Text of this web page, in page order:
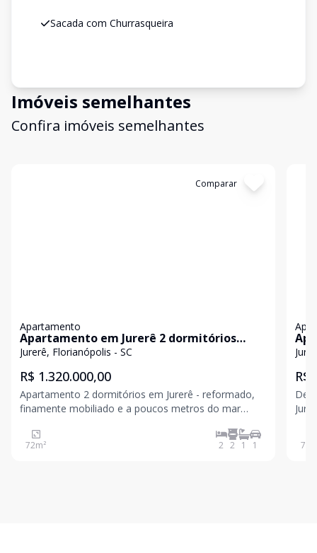
Sacada com Churrasqueira
Imóveis semelhantes
Confira imóveis semelhantes
Comparar
Apartamento
Apartamento em Jurerê 2 dormitórios
reformado
Jurerê, Florianópolis - SC
R$ 1.320.000,00
Apartamento 2 dormitórios em Jurerê - reformado,
finamente mobiliado e a poucos metros do mar
em uma das regiões mais desejadas de
Florianópolis, a apenas 600 metros do mar em
72m² 2 2 1 1
R$
75